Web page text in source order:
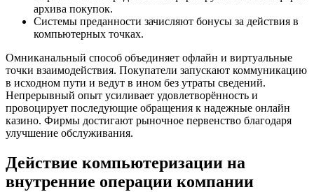
архива покупок.
Системы преданности зачисляют бонусы за действия в
компьютерных точках.
Омниканальный способ объединяет офлайн и виртуальные
точки взаимодействия. Покупатели запускают коммуникацию
в исходном пути и ведут в ином без утраты сведений.
Непрерывный опыт усиливает удовлетворённость и
провоцирует последующие обращения к надежные онлайн
казино. Фирмы достигают рыночное первенство благодаря
улучшение обслуживания.
Действие компьютеризации на
внутренние операции компании